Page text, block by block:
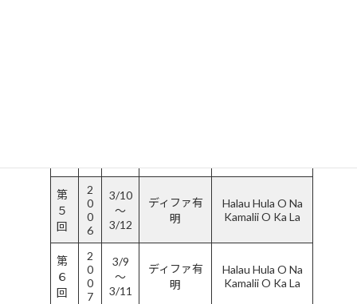
第
５
回
2
0
0
6
3/10
〜
3/12
ディファ有
明
Halau Hula O Na
Kamalii O Ka La
第
６
回
2
0
0
7
3/9
〜
3/11
ディファ有
明
Halau Hula O Na
Kamalii O Ka La